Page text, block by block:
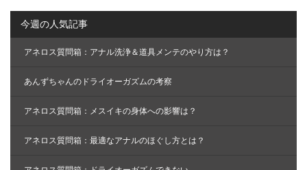
今週の人気記事
アネロス質問箱：アナル洗浄＆道具メンテのやり方は？
あんずちゃんのドライオーガズムの考察
アネロス質問箱：メスイキの身体への影響は？
アネロス質問箱：最適なアナルのほぐし方とは？